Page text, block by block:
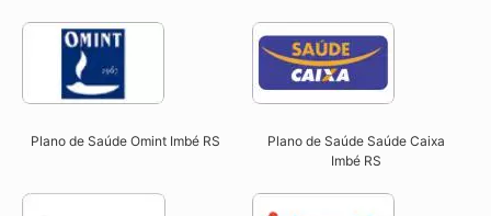
Plano de Saúde Omint Imbé RS​
Plano de Saúde Saúde Caixa
Imbé RS​